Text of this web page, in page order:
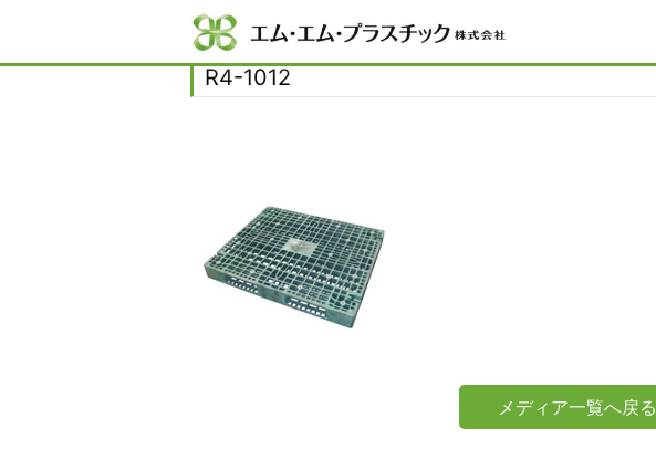
R4-1012
Home R4-1012
R4-1012
メディア一覧へ戻る